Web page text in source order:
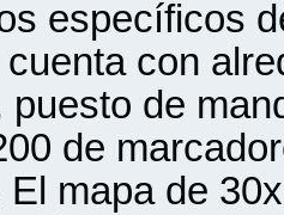
específicos
con
puesto de
de
El mapa de